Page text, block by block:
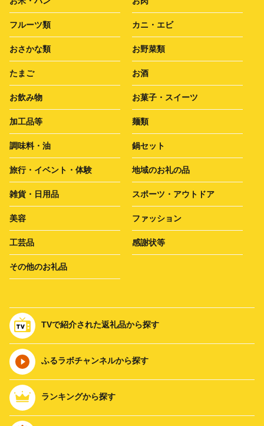
フルーツ類 カニ・エビ
おさかな類 お野菜類
たまご お酒
お飲み物 お菓子・スイーツ
加工品等 麺類
調味料・油 鍋セット
旅行・イベント・体験 地域のお礼の品
雑貨・日用品 スポーツ・アウトドア
美容 ファッション
工芸品 感謝状等
その他のお礼品
TVで紹介された返礼品から探す
ふるラボチャンネルから探す
ランキングから探す